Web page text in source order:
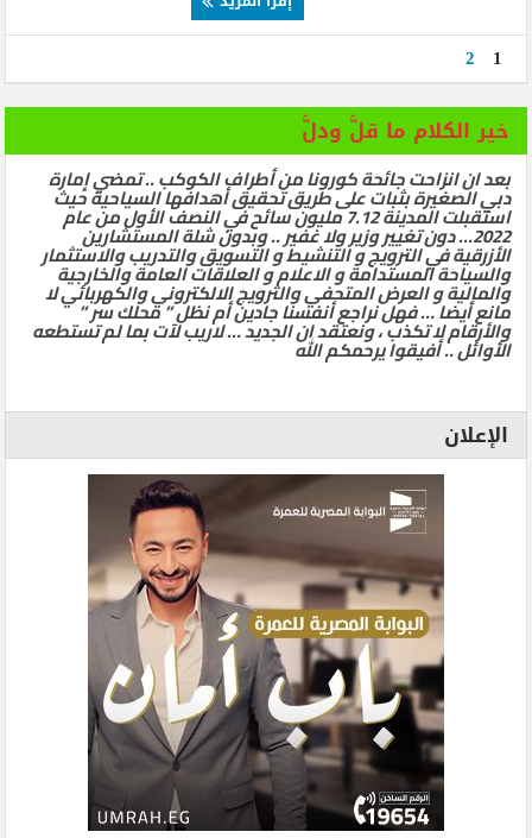
1
2
خير الكلام ما قلَّ ودلَّ
بعد ان انزاحت جائحة كورونا من أطراف الكوكب .. تمضي إمارة
دبي الصغيرة بثبات على طريق تحقيق أهدافها السياحية حيث
استقبلت المدينة 7.12 مليون سائح في النصف الأول من عام
2022… دون تغيير وزير ولا غفير .. وبدون شلة المستشارين
الأزرقية في الترويج و التنشيط و التسويق والتدريب والاستثمار
والسياحة المستدامة و الاعلام و العلاقات العامة والخارجية
والمالية و العرض المتحفي والترويج الالكتروني والكهربائي لا
مانع أيضا … فهل نراجع أنفسنا جادين أم نظل ” محلك سر ”
والأرقام لا تكذب ، ونعتقد ان الجديد … لاريب لآت بما لم تستطعه
الأوائل .. أفيقوا يرحمكم الله
الإعلان